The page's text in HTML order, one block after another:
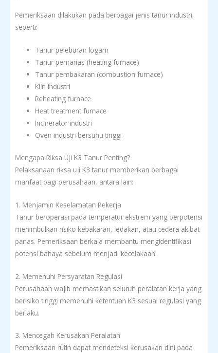
Pemeriksaan dilakukan pada berbagai jenis tanur industri,
seperti:
Tanur peleburan logam
Tanur pemanas (heating furnace)
Tanur pembakaran (combustion furnace)
Kiln industri
Reheating furnace
Heat treatment furnace
Incinerator industri
Oven industri bersuhu tinggi
Mengapa Riksa Uji K3 Tanur Penting?
Pelaksanaan riksa uji K3 tanur memberikan berbagai
manfaat bagi perusahaan, antara lain:
1. Menjamin Keselamatan Pekerja
Tanur beroperasi pada temperatur ekstrem yang berpotensi
menimbulkan risiko kebakaran, ledakan, atau cedera akibat
panas. Pemeriksaan berkala membantu mengidentifikasi
potensi bahaya sebelum menjadi kecelakaan.
2. Memenuhi Persyaratan Regulasi
Perusahaan wajib memastikan seluruh peralatan kerja yang
berisiko tinggi memenuhi ketentuan K3 sesuai regulasi yang
berlaku.
3. Mencegah Kerusakan Peralatan
Pemeriksaan rutin dapat mendeteksi kerusakan dini pada